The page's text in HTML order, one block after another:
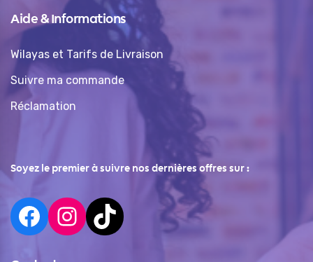
Aide & Informations
Wilayas et Tarifs de Livraison
Suivre ma commande
Réclamation
Soyez le premier à suivre nos dernières offres sur :